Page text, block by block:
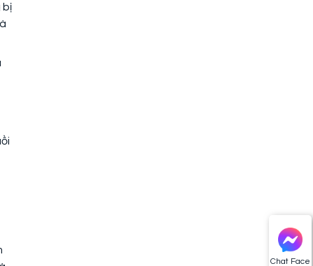
Chat Face
bị